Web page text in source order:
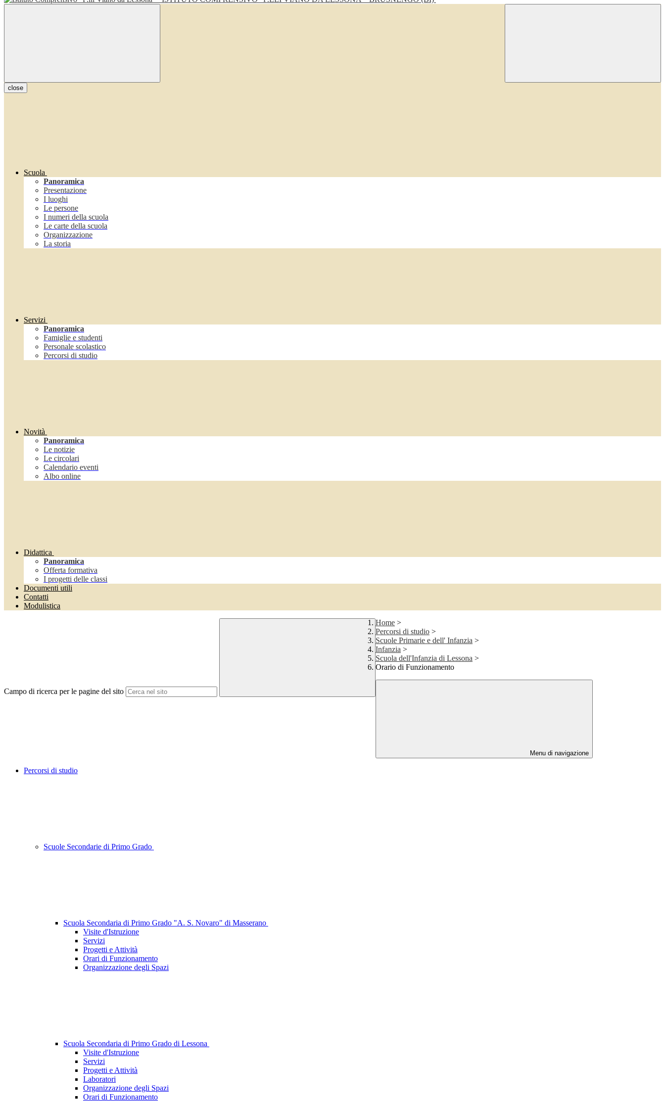
close
Scuola
Panoramica
Presentazione
I luoghi
Le persone
I numeri della scuola
Le carte della scuola
Organizzazione
La storia
Servizi
Panoramica
Famiglie e studenti
Personale scolastico
Percorsi di studio
Novità
Panoramica
Le notizie
Le circolari
Calendario eventi
Albo online
Didattica
Panoramica
Offerta formativa
I progetti delle classi
Documenti utili
Contatti
Modulistica
Campo di ricerca per le pagine del sito
Home >
Percorsi di studio >
Scuole Primarie e dell' Infanzia >
Infanzia >
Scuola dell'Infanzia di Lessona >
Orario di Funzionamento
Menu di navigazione
Percorsi di studio
Scuole Secondarie di Primo Grado
Scuola Secondaria di Primo Grado "A. S. Novaro" di Masserano
Visite d'Istruzione
Servizi
Progetti e Attività
Orari di Funzionamento
Organizzazione degli Spazi
Scuola Secondaria di Primo Grado di Lessona
Visite d'Istruzione
Servizi
Progetti e Attività
Laboratori
Organizzazione degli Spazi
Orari di Funzionamento